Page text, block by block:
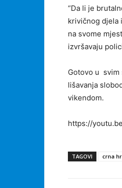
“Da li je
krivičnog djela
na svome
izvršavaju
Gotovo u svim
lišavanja
vikendom.
https://
TAGOVI crna